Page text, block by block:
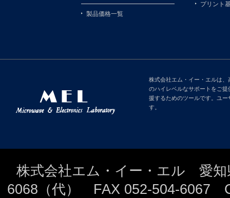
製品価格一覧
プリント
株式会社エム・イー・エルは
のハイレベルなサポートをご
援するためのツールです。ユ
す。
株式会社エム・イー・エル 愛
6068（代） FAX 052-504-6067